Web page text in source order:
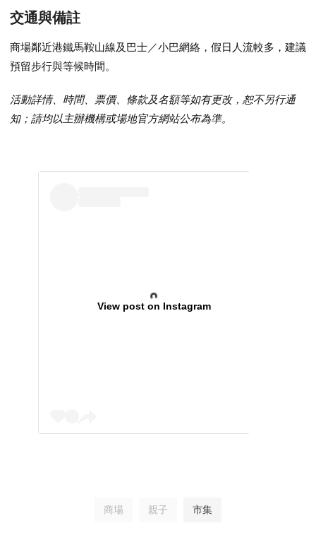
交通與備註
商場鄰近港鐵馬鞍山線及巴士／小巴網絡，假日人流較多，建議
預留步行與等候時間。
活動詳情、時間、票價、條款及名額等如有更改，恕不另行通
知；請均以主辦機構或場地官方網站公布為準。
View post on Instagram
商場 親子 市集